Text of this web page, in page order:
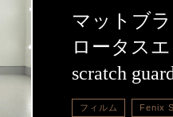
マットブ
ロータス
scratch
フィルム Fenix